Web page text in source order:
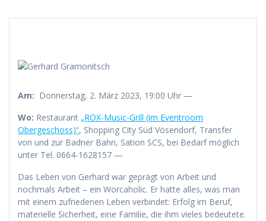
Am: Donnerstag, 2. März 2023, 19:00 Uhr —
Wo: Restaurant „ROX-Music-Grill (im Eventroom
Obergeschoss)“, Shopping City Süd Vösendorf, Transfer
von und zur Badner Bahn, Sation SCS, bei Bedarf möglich
unter Tel. 0664-1628157 —
Das Leben von Gerhard war geprägt von Arbeit und
nochmals Arbeit – ein Worcaholic. Er hatte alles, was man
mit einem zufriedenen Leben verbindet: Erfolg im Beruf,
materielle Sicherheit, eine Familie, die ihm vieles bedeutete.